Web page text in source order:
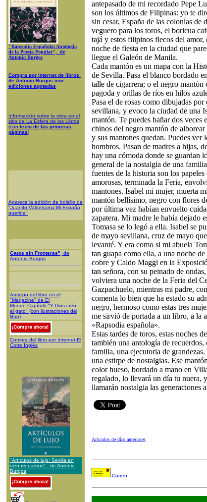
"Rapsodia Española: Antología
de la Poesía Popular", de
Antonio Burgos
Compra por Internetde libros
de Antonio Burgos con
ediciones agotadas
Información sobre la obra en el
sitio de La Esfera de los Libros
(con texto de las primeras
páginas)
Aparece la edición de bolsillo de
"Juanito Valderrama:Mi España
querida"
Gatos sin Fronteras" , de
Antonio Burgos
Anticipo del libro en el
"Magazine" de El
Mundo:Capítulo "Y Dios creó
al gato" (con ilustraciones del
libro)
Compra del libro por Internet-El
Corte Inglés
"Artículos de lujo: Sevilla en
cien recuadros", de Antonio
Burgos
antepasado de mi recordado Pepe
son los últimos de Filipinas: yo te
sin cesar, España de las colonias de
veguero para los toros, el boricua
tajá y estos filipinos flecos del amor,
noche de fiesta en la ciudad que
llegue el Galeón de Manila.
Cada mantón es un mapa con la
de Sevilla. Pasa el blanco bordado
talle de cigarrera; o el negro mantón
pagoda y orillas de ríos en hilos
Pasa el de rosas como dibujadas
sevillana, y evoco la ciudad de una
mantón. Te puedes bañar dos
chinos del negro mantón de
y sus mantones quedan. Puedes ver
hombros. Pasan de madres a hijas,
hay una cómoda donde se guardan
general de la nostalgia de una
fuentes de la historia son los
amorosas, terminada la Feria,
mantones. Isabel mi mujer, muerta
mantón bellísimo, negro con flores
por última vez habían envuelto
zapatera. Mi madre le había dejado
Tomasa se lo legó a ella. Isabel se
de mayo sevillana, cruz de mayo
levanté. Y era como si mi abuela
tan guapa como ella, a una noche
cobre y Caldo Maggi en la
tan señora, con su peinado de
volviera una noche de la Feria del
Gazpachuelo, mientras mi padre,
comenta lo bien que ha estado su
negro, hermoso como estas tres
me sirvió de portada a un libro, a la
«Rapsodia española».
Estas tardes de toros, estas noches
también una antología de
familia, una ejecutoria de
una estirpe de nostalgias. Ese
color hueso, bordado a mano en
regalado, lo llevará un día tu nuera,
llamarán nostalgia las generaciones
Articulos de días anteriores
Correo